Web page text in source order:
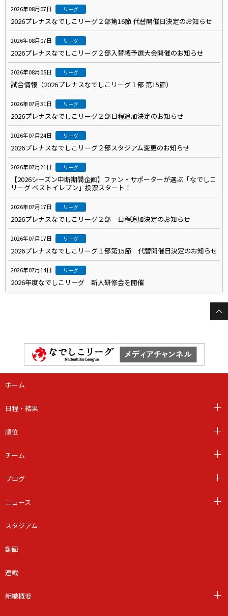
2026年08月07日 リーグ
2026プレナスなでしこリーグ２部第16節 代替開催日決定のお知らせ
2026年08月07日 リーグ
2026プレナスなでしこリーグ２部入替戦予選大会開催のお知らせ
2026年08月05日 リーグ
試合情報（2026プレナスなでしこリーグ１部 第15節）
2026年07月31日 リーグ
2026プレナスなでしこリーグ２部日程追加決定のお知らせ
2026年07月24日 リーグ
2026プレナスなでしこリーグ２部スタジアム変更のお知らせ
2026年07月21日 リーグ
【2026シーズン中断期間企画】ファン・サポーターが選ぶ「なでしこ
リーグ ベストイレブン」投票スタート！
2026年07月17日 リーグ
2026プレナスなでしこリーグ２部 日程追加決定のお知らせ
2026年07月17日 リーグ
2026プレナスなでしこリーグ１部第15節 代替開催日決定のお知らせ
2026年07月14日 リーグ
2026年度なでしこリーグ 新人研修会を開催
ホーム
日程・結果
順位
チーム
ブログ
ニュース
スタジアム
動画
連載
組織概要